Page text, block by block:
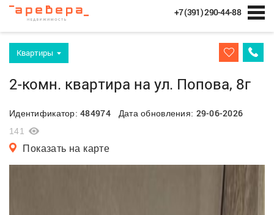
+7 (391) 290-44-88
Квартиры
2-комн. квартира на ул. Попова, 8г
Идентификатор:484974Дата обновления: 29-06-2026
141
Показать на карте